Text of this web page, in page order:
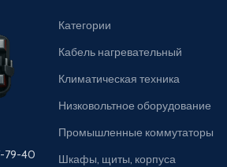
79-40
Категории
Кабель нагревательный
Климатическая техника
Низковольтное оборудование
Промышленные коммутаторы
Шкафы, щиты, корпуса